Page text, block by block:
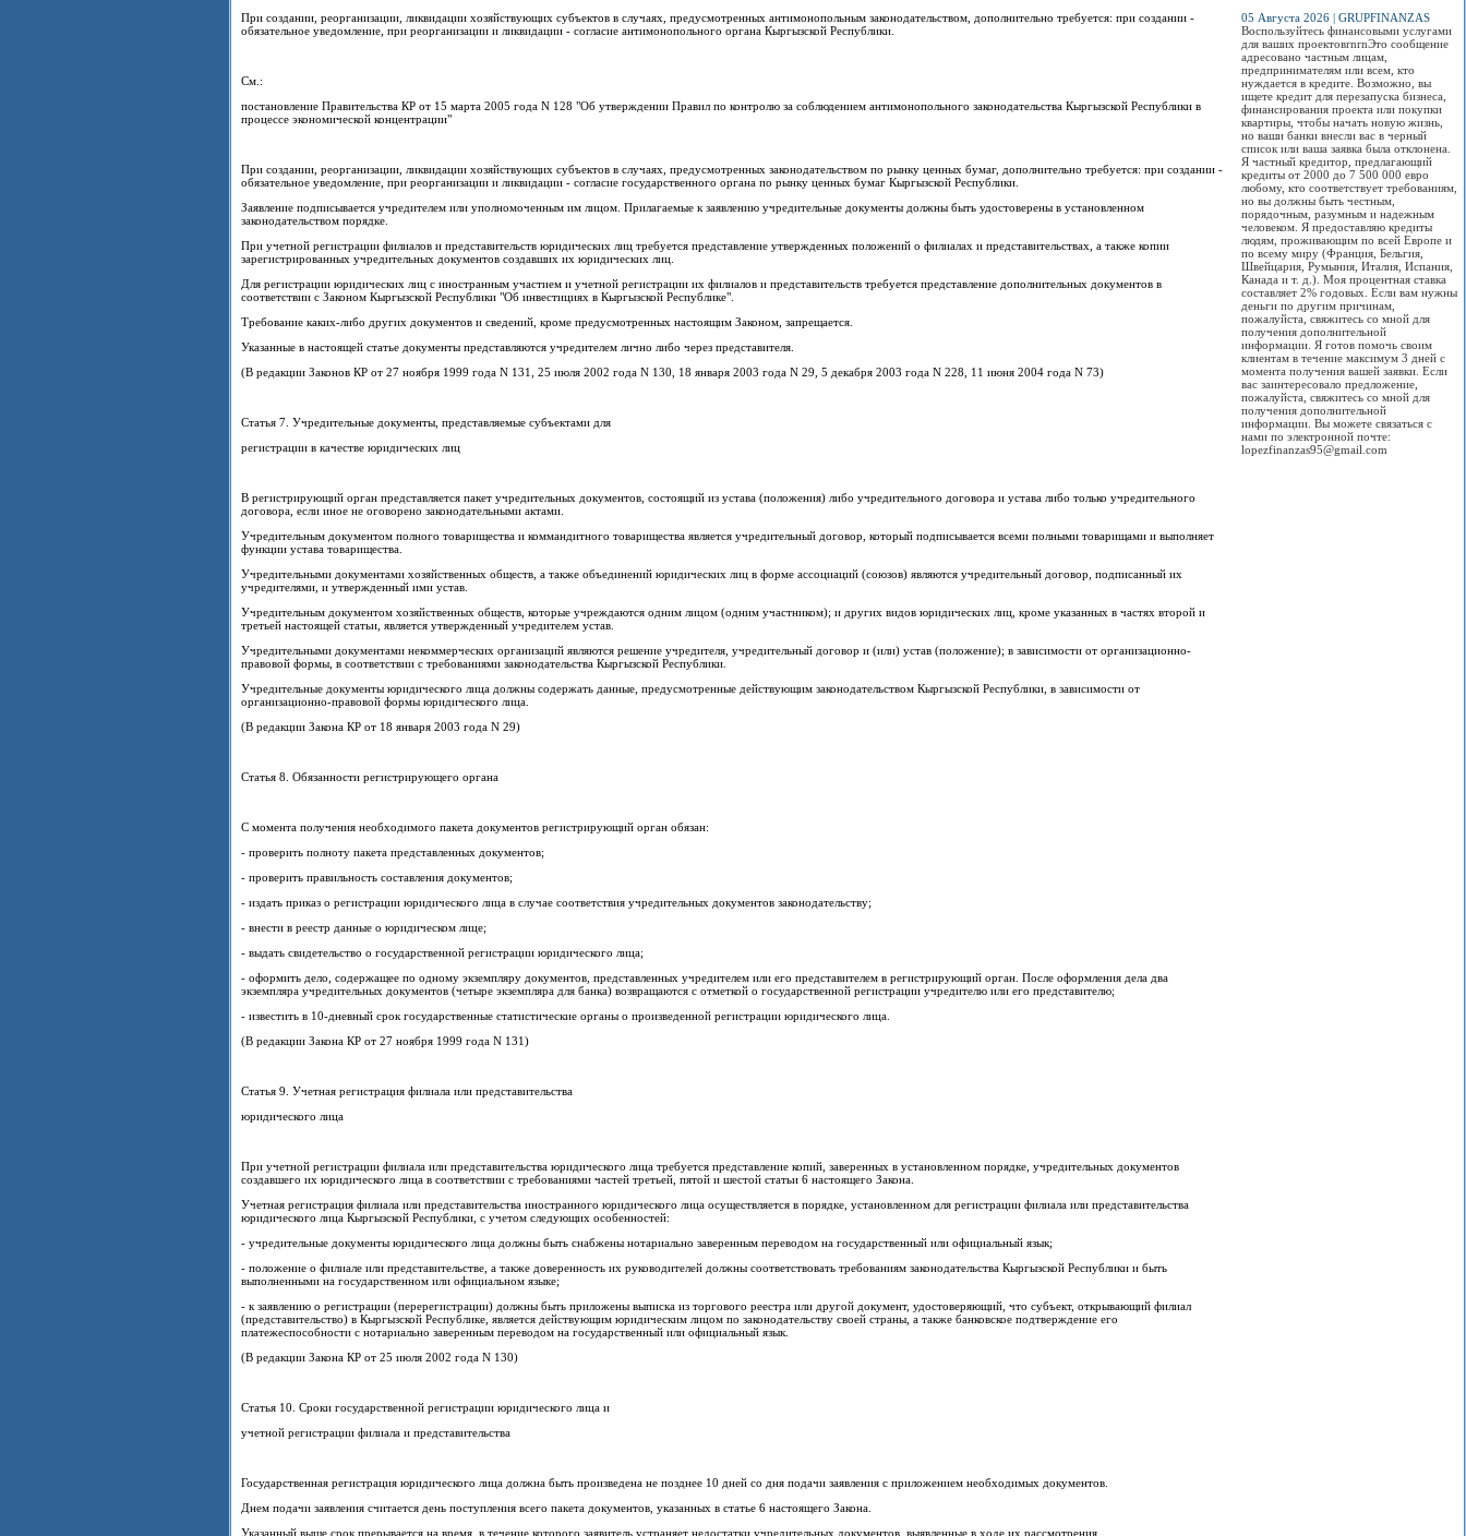
При создании, реорганизации, ликвидации хозяйствующих субъектов в случаях, предусмотренных антимонопольным законодательством, дополнительно требуется: при создании -
обязательное уведомление, при реорганизации и ликвидации - согласие антимонопольного органа Кыргызской Республики.
См.:
постановление Правительства КР от 15 марта 2005 года N 128 "Об утверждении Правил по контролю за соблюдением антимонопольного законодательства Кыргызской Республики в
процессе экономической концентрации"
При создании, реорганизации, ликвидации хозяйствующих субъектов в случаях, предусмотренных законодательством по рынку ценных бумаг, дополнительно требуется: при создании -
обязательное уведомление, при реорганизации и ликвидации - согласие государственного органа по рынку ценных бумаг Кыргызской Республики.
Заявление подписывается учредителем или уполномоченным им лицом. Прилагаемые к заявлению учредительные документы должны быть удостоверены в установленном
законодательством порядке.
При учетной регистрации филиалов и представительств юридических лиц требуется представление утвержденных положений о филиалах и представительствах, а также копии
зарегистрированных учредительных документов создавших их юридических лиц.
Для регистрации юридических лиц с иностранным участием и учетной регистрации их филиалов и представительств требуется представление дополнительных документов в
соответствии с Законом Кыргызской Республики "Об инвестициях в Кыргызской Республике".
Требование каких-либо других документов и сведений, кроме предусмотренных настоящим Законом, запрещается.
Указанные в настоящей статье документы представляются учредителем лично либо через представителя.
(В редакции Законов КР от 27 ноября 1999 года N 131, 25 июля 2002 года N 130, 18 января 2003 года N 29, 5 декабря 2003 года N 228, 11 июня 2004 года N 73)
Статья 7. Учредительные документы, представляемые субъектами для
регистрации в качестве юридических лиц
В регистрирующий орган представляется пакет учредительных документов, состоящий из устава (положения) либо учредительного договора и устава либо только учредительного
договора, если иное не оговорено законодательными актами.
Учредительным документом полного товарищества и коммандитного товарищества является учредительный договор, который подписывается всеми полными товарищами и выполняет
функции устава товарищества.
Учредительными документами хозяйственных обществ, а также объединений юридических лиц в форме ассоциаций (союзов) являются учредительный договор, подписанный их
учредителями, и утвержденный ими устав.
Учредительным документом хозяйственных обществ, которые учреждаются одним лицом (одним участником); и других видов юридических лиц, кроме указанных в частях второй и
третьей настоящей статьи, является утвержденный учредителем устав.
Учредительными документами некоммерческих организаций являются решение учредителя, учредительный договор и (или) устав (положение); в зависимости от организационно-
правовой формы, в соответствии с требованиями законодательства Кыргызской Республики.
Учредительные документы юридического лица должны содержать данные, предусмотренные действующим законодательством Кыргызской Республики, в зависимости от
организационно-правовой формы юридического лица.
(В редакции Закона КР от 18 января 2003 года N 29)
Статья 8. Обязанности регистрирующего органа
С момента получения необходимого пакета документов регистрирующий орган обязан:
- проверить полноту пакета представленных документов;
- проверить правильность составления документов;
- издать приказ о регистрации юридического лица в случае соответствия учредительных документов законодательству;
- внести в реестр данные о юридическом лице;
- выдать свидетельство о государственной регистрации юридического лица;
- оформить дело, содержащее по одному экземпляру документов, представленных учредителем или его представителем в регистрирующий орган. После оформления дела два
экземпляра учредительных документов (четыре экземпляра для банка) возвращаются с отметкой о государственной регистрации учредителю или его представителю;
- известить в 10-дневный срок государственные статистические органы о произведенной регистрации юридического лица.
(В редакции Закона КР от 27 ноября 1999 года N 131)
Статья 9. Учетная регистрация филиала или представительства
юридического лица
При учетной регистрации филиала или представительства юридического лица требуется представление копий, заверенных в установленном порядке, учредительных документов
создавшего их юридического лица в соответствии с требованиями частей третьей, пятой и шестой статьи 6 настоящего Закона.
Учетная регистрация филиала или представительства иностранного юридического лица осуществляется в порядке, установленном для регистрации филиала или представительства
юридического лица Кыргызской Республики, с учетом следующих особенностей:
- учредительные документы юридического лица должны быть снабжены нотариально заверенным переводом на государственный или официальный язык;
- положение о филиале или представительстве, а также доверенность их руководителей должны соответствовать требованиям законодательства Кыргызской Республики и быть
выполненными на государственном или официальном языке;
- к заявлению о регистрации (перерегистрации) должны быть приложены выписка из торгового реестра или другой документ, удостоверяющий, что субъект, открывающий филиал
(представительство) в Кыргызской Республике, является действующим юридическим лицом по законодательству своей страны, а также банковское подтверждение его
платежеспособности с нотариально заверенным переводом на государственный или официальный язык.
(В редакции Закона КР от 25 июля 2002 года N 130)
Статья 10. Сроки государственной регистрации юридического лица и
учетной регистрации филиала и представительства
Государственная регистрация юридического лица должна быть произведена не позднее 10 дней со дня подачи заявления с приложением необходимых документов.
Днем подачи заявления считается день поступления всего пакета документов, указанных в статье 6 настоящего Закона.
Указанный выше срок прерывается на время, в течение которого заявитель устраняет недостатки учредительных документов, выявленные в ходе их рассмотрения.
05 Августа 2026 | GRUPFINANZAS
Воспользуйтесь финансовыми услугами
для ваших проектовrnrnЭто сообщение
адресовано частным лицам,
предпринимателям или всем, кто
нуждается в кредите. Возможно, вы
ищете кредит для перезапуска бизнеса,
финансирования проекта или покупки
квартиры, чтобы начать новую жизнь,
но ваши банки внесли вас в черный
список или ваша заявка была отклонена.
Я частный кредитор, предлагающий
кредиты от 2000 до 7 500 000 евро
любому, кто соответствует требованиям,
но вы должны быть честным,
порядочным, разумным и надежным
человеком. Я предоставляю кредиты
людям, проживающим по всей Европе и
по всему миру (Франция, Бельгия,
Швейцария, Румыния, Италия, Испания,
Канада и т. д.). Моя процентная ставка
составляет 2% годовых. Если вам нужны
деньги по другим причинам,
пожалуйста, свяжитесь со мной для
получения дополнительной
информации. Я готов помочь своим
клиентам в течение максимум 3 дней с
момента получения вашей заявки. Если
вас заинтересовало предложение,
пожалуйста, свяжитесь со мной для
получения дополнительной
информации. Вы можете связаться с
нами по электронной почте:
lopezfinanzas95@gmail.com